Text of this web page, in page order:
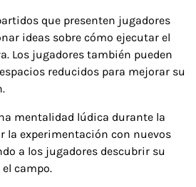
que presenten jugadores
ideas sobre cómo ejecutar el
Los jugadores también pueden
reducidos para mejorar su
mentalidad lúdica durante la
la experimentación con nuevos
a los jugadores descubrir su
campo.